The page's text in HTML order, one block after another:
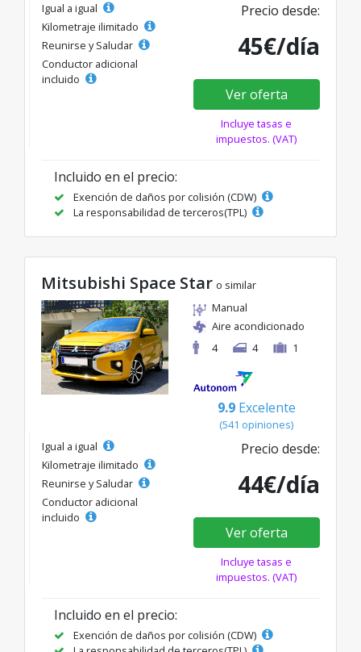
Igual a igual
Kilometraje ilimitado
Reunirse y Saludar
Conductor adicional
incluido
Precio desde:
45€/día
Ver oferta
Incluye tasas e
impuestos. (VAT)
Incluido en el precio:
Exención de daños por colisión (CDW)
La responsabilidad de terceros(TPL)
Mitsubishi Space Star o similar
Manual
Aire acondicionado
4
4 1
9.9 Excelente
(541 opiniones)
Igual a igual
Kilometraje ilimitado
Reunirse y Saludar
Conductor adicional
incluido
Precio desde:
44€/día
Ver oferta
Incluye tasas e
impuestos. (VAT)
Incluido en el precio:
Exención de daños por colisión (CDW)